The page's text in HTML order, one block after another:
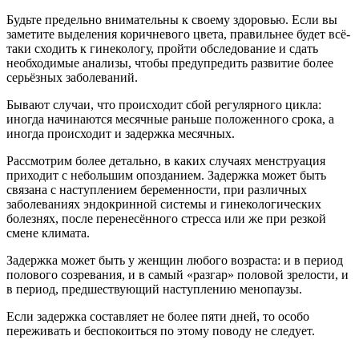
Будьте предельно внимательны к своему здоровью. Если вы
заметите выделения коричневого цвета, правильнее будет всё-
таки сходить к гинекологу, пройти обследование и сдать
необходимые анализы, чтобы предупредить развитие более
серьёзных заболеваний.
Бывают случаи, что происходит сбой регулярного цикла:
иногда начинаются месячные раньше положенного срока, а
иногда происходит и задержка месячных.
Рассмотрим более детально, в каких случаях менструация
приходит с небольшим опозданием. Задержка может быть
связана с наступлением беременности, при различных
заболеваниях эндокринной системы и гинекологических
болезнях, после перенесённого стресса или же при резкой
смене климата.
Задержка может быть у женщин любого возраста: и в период
полового созревания, и в самый «разгар» половой зрелости, и
в период, предшествующий наступлению менопаузы.
Если задержка составляет не более пяти дней, то особо
переживать и беспокоиться по этому поводу не следует.